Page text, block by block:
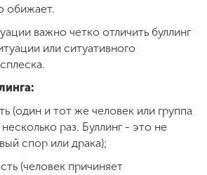
обижает.
важно четко отличить буллинг
или ситуативного
(один и тот же человек или группа
раз. Буллинг - это не
спор или драка);
(человек причиняет